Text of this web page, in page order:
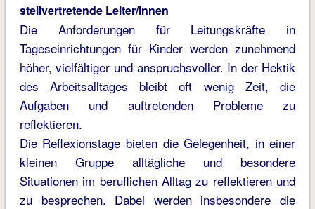
stellvertretende Leiter/innen
Die Anforderungen für Leitungskräfte in
Tageseinrichtungen für Kinder werden zunehmend
höher, vielfältiger und anspruchsvoller. In der Hektik
des Arbeitsalltages bleibt oft wenig Zeit, die
Aufgaben und auftretenden Probleme zu
reflektieren.
Die Reflexionstage bieten die Gelegenheit, in einer
kleinen Gruppe alltägliche und besondere
Situationen im beruflichen Alltag zu reflektieren und
zu besprechen. Dabei werden insbesondere die